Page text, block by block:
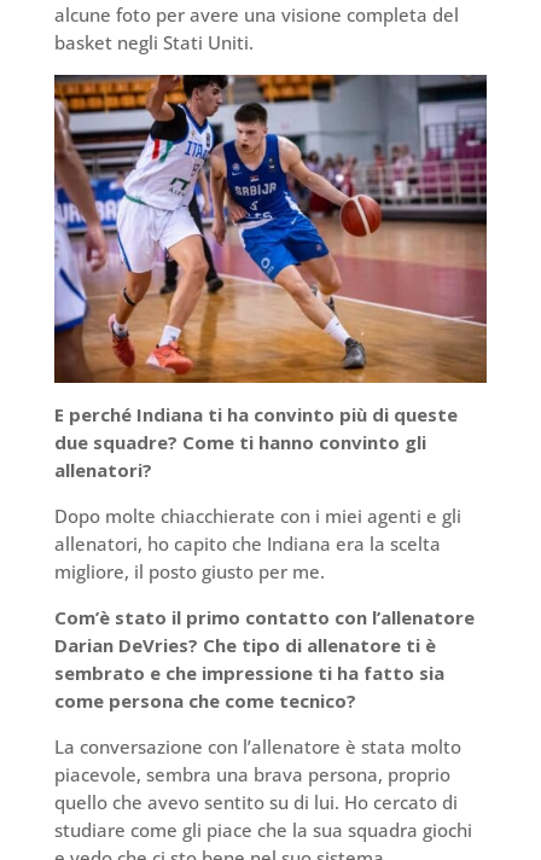
alcune foto per avere una visione completa del
basket negli Stati Uniti.
E perché Indiana ti ha convinto più di queste
due squadre? Come ti hanno convinto gli
allenatori?
Dopo molte chiacchierate con i miei agenti e gli
allenatori, ho capito che Indiana era la scelta
migliore, il posto giusto per me.
Com’è stato il primo contatto con l’allenatore
Darian DeVries? Che tipo di allenatore ti è
sembrato e che impressione ti ha fatto sia
come persona che come tecnico?
La conversazione con l’allenatore è stata molto
piacevole, sembra una brava persona, proprio
quello che avevo sentito su di lui. Ho cercato di
studiare come gli piace che la sua squadra giochi